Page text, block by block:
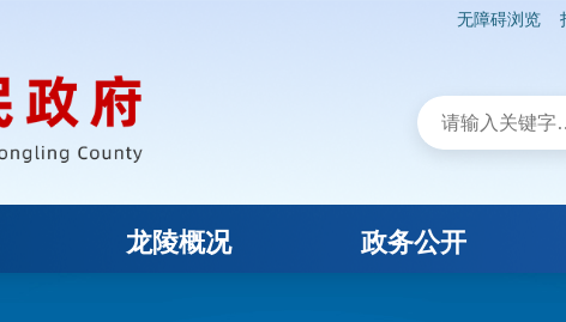
无障碍浏览
龙陵概况 政务公开